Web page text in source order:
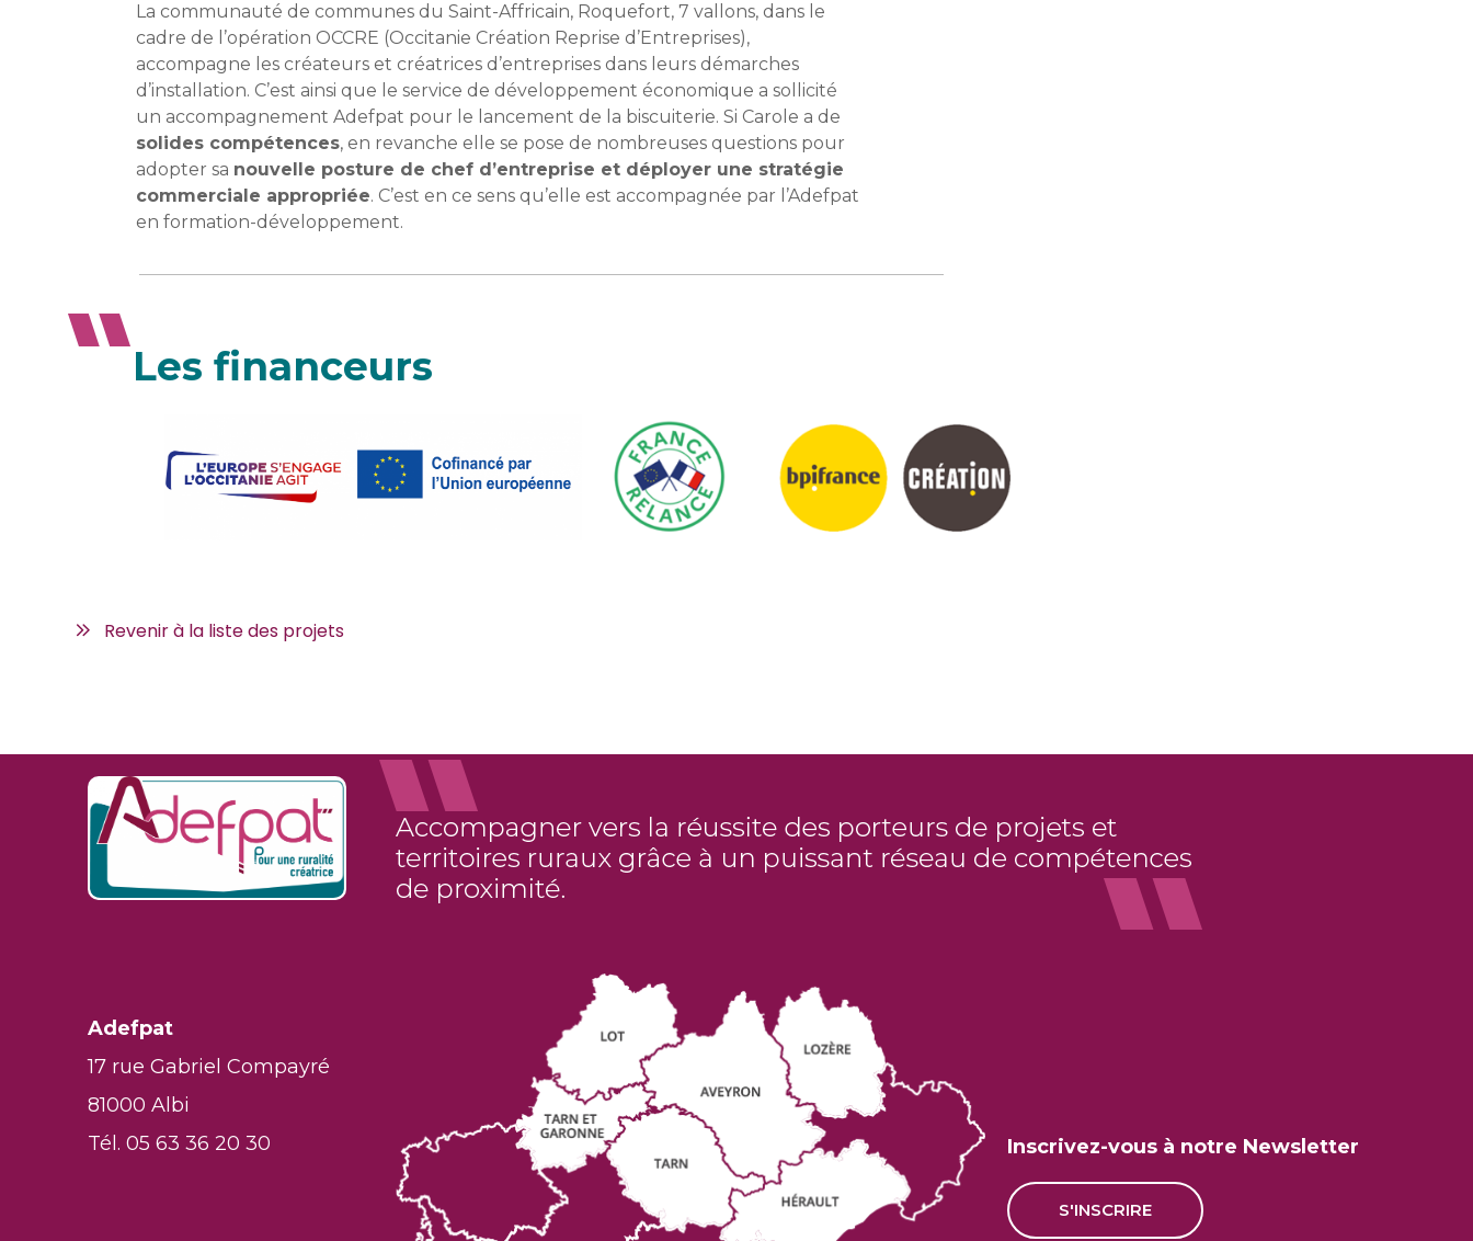
La communauté de communes du Saint-Affricain, Roquefort, 7 vallons, dans le
cadre de l’opération OCCRE (Occitanie Création Reprise d’Entreprises),
accompagne les créateurs et créatrices d’entreprises dans leurs démarches
d’installation. C’est ainsi que le service de développement économique a sollicité
un accompagnement Adefpat pour le lancement de la biscuiterie. Si Carole a de
solides compétences, en revanche elle se pose de nombreuses questions pour
adopter sa nouvelle posture de chef d’entreprise et déployer une stratégie
commerciale appropriée. C’est en ce sens qu’elle est accompagnée par l’Adefpat
en formation-développement.
Les financeurs
Revenir à la liste des projets
Adefpat
17 rue Gabriel Compayré
81000 Albi
Tél. 05 63 36 20 30
Inscrivez-vous à notre Newsletter
S'INSCRIRE